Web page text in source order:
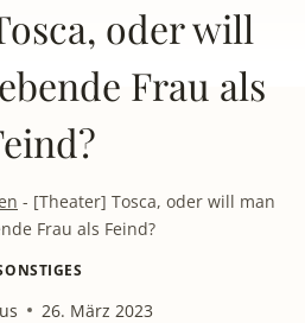
oder will
Frau als
- [Theater] Tosca, oder will man
Frau als Feind?
26. März 2023